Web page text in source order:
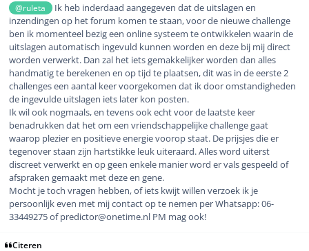
@ruleta
Ik heb inderdaad aangegeven dat de uitslagen en
inzendingen op het forum komen te staan, voor de nieuwe challenge
ben ik momenteel bezig een online systeem te ontwikkelen waarin de
uitslagen automatisch ingevuld kunnen worden en deze bij mij direct
worden verwerkt. Dan zal het iets gemakkelijker worden dan alles
handmatig te berekenen en op tijd te plaatsen, dit was in de eerste 2
challenges een aantal keer voorgekomen dat ik door omstandigheden
de ingevulde uitslagen iets later kon posten.
Ik wil ook nogmaals, en tevens ook echt voor de laatste keer
benadrukken dat het om een vriendschappelijke challenge gaat
waarop plezier en positieve energie voorop staat. De prijsjes die er
tegenover staan zijn hartstikke leuk uiteraard. Alles word uiterst
discreet verwerkt en op geen enkele manier word er vals gespeeld of
afspraken gemaakt met deze en gene.
Mocht je toch vragen hebben, of iets kwijt willen verzoek ik je
persoonlijk even met mij contact op te nemen per Whatsapp: 06-
33449275 ofpredictor@onetime.nl PM mag ook!
Citeren